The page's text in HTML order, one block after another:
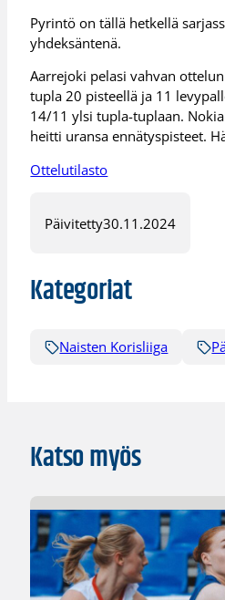
Pyrintö on tällä hetkellä
yhdeksäntenä.
Aarrejoki pelasi vahvan
tupla 20 pisteellä ja 11
14/11 ylsi tupla-tuplaan.
heitti uransa ennätyspisteet.
Ottelutilasto
Päivitetty30.11.2024
Kategoriat
Naisten Korisliiga
Katso myös